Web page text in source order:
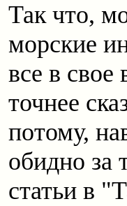
Так что,
морские
все в свое
точнее
потому,
обидно за
статьи в